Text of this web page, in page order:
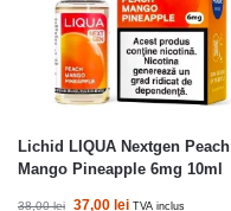
Lichid LIQUA Nextgen Peach
Mango Pineapple 6mg 10ml
38,00lei 37,00 lei TVA inclus